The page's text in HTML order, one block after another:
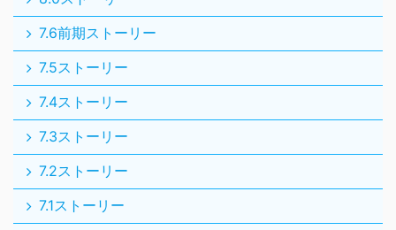
7.6前期ストーリー
7.5ストーリー
7.4ストーリー
7.3ストーリー
7.2ストーリー
7.1ストーリー